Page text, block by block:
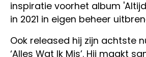
inspiratie voorhet album
in 2021 in eigen beheer
Ook released hij zijn achtste
‘Alles Wat Ik Mis’. Hij maakt